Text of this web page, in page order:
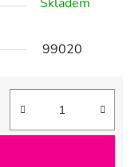
99020